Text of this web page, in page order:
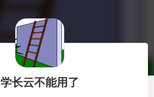
学长云不能用了